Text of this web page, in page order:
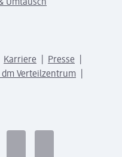
Umtausch
Karriere
Presse
Verteilzentrum